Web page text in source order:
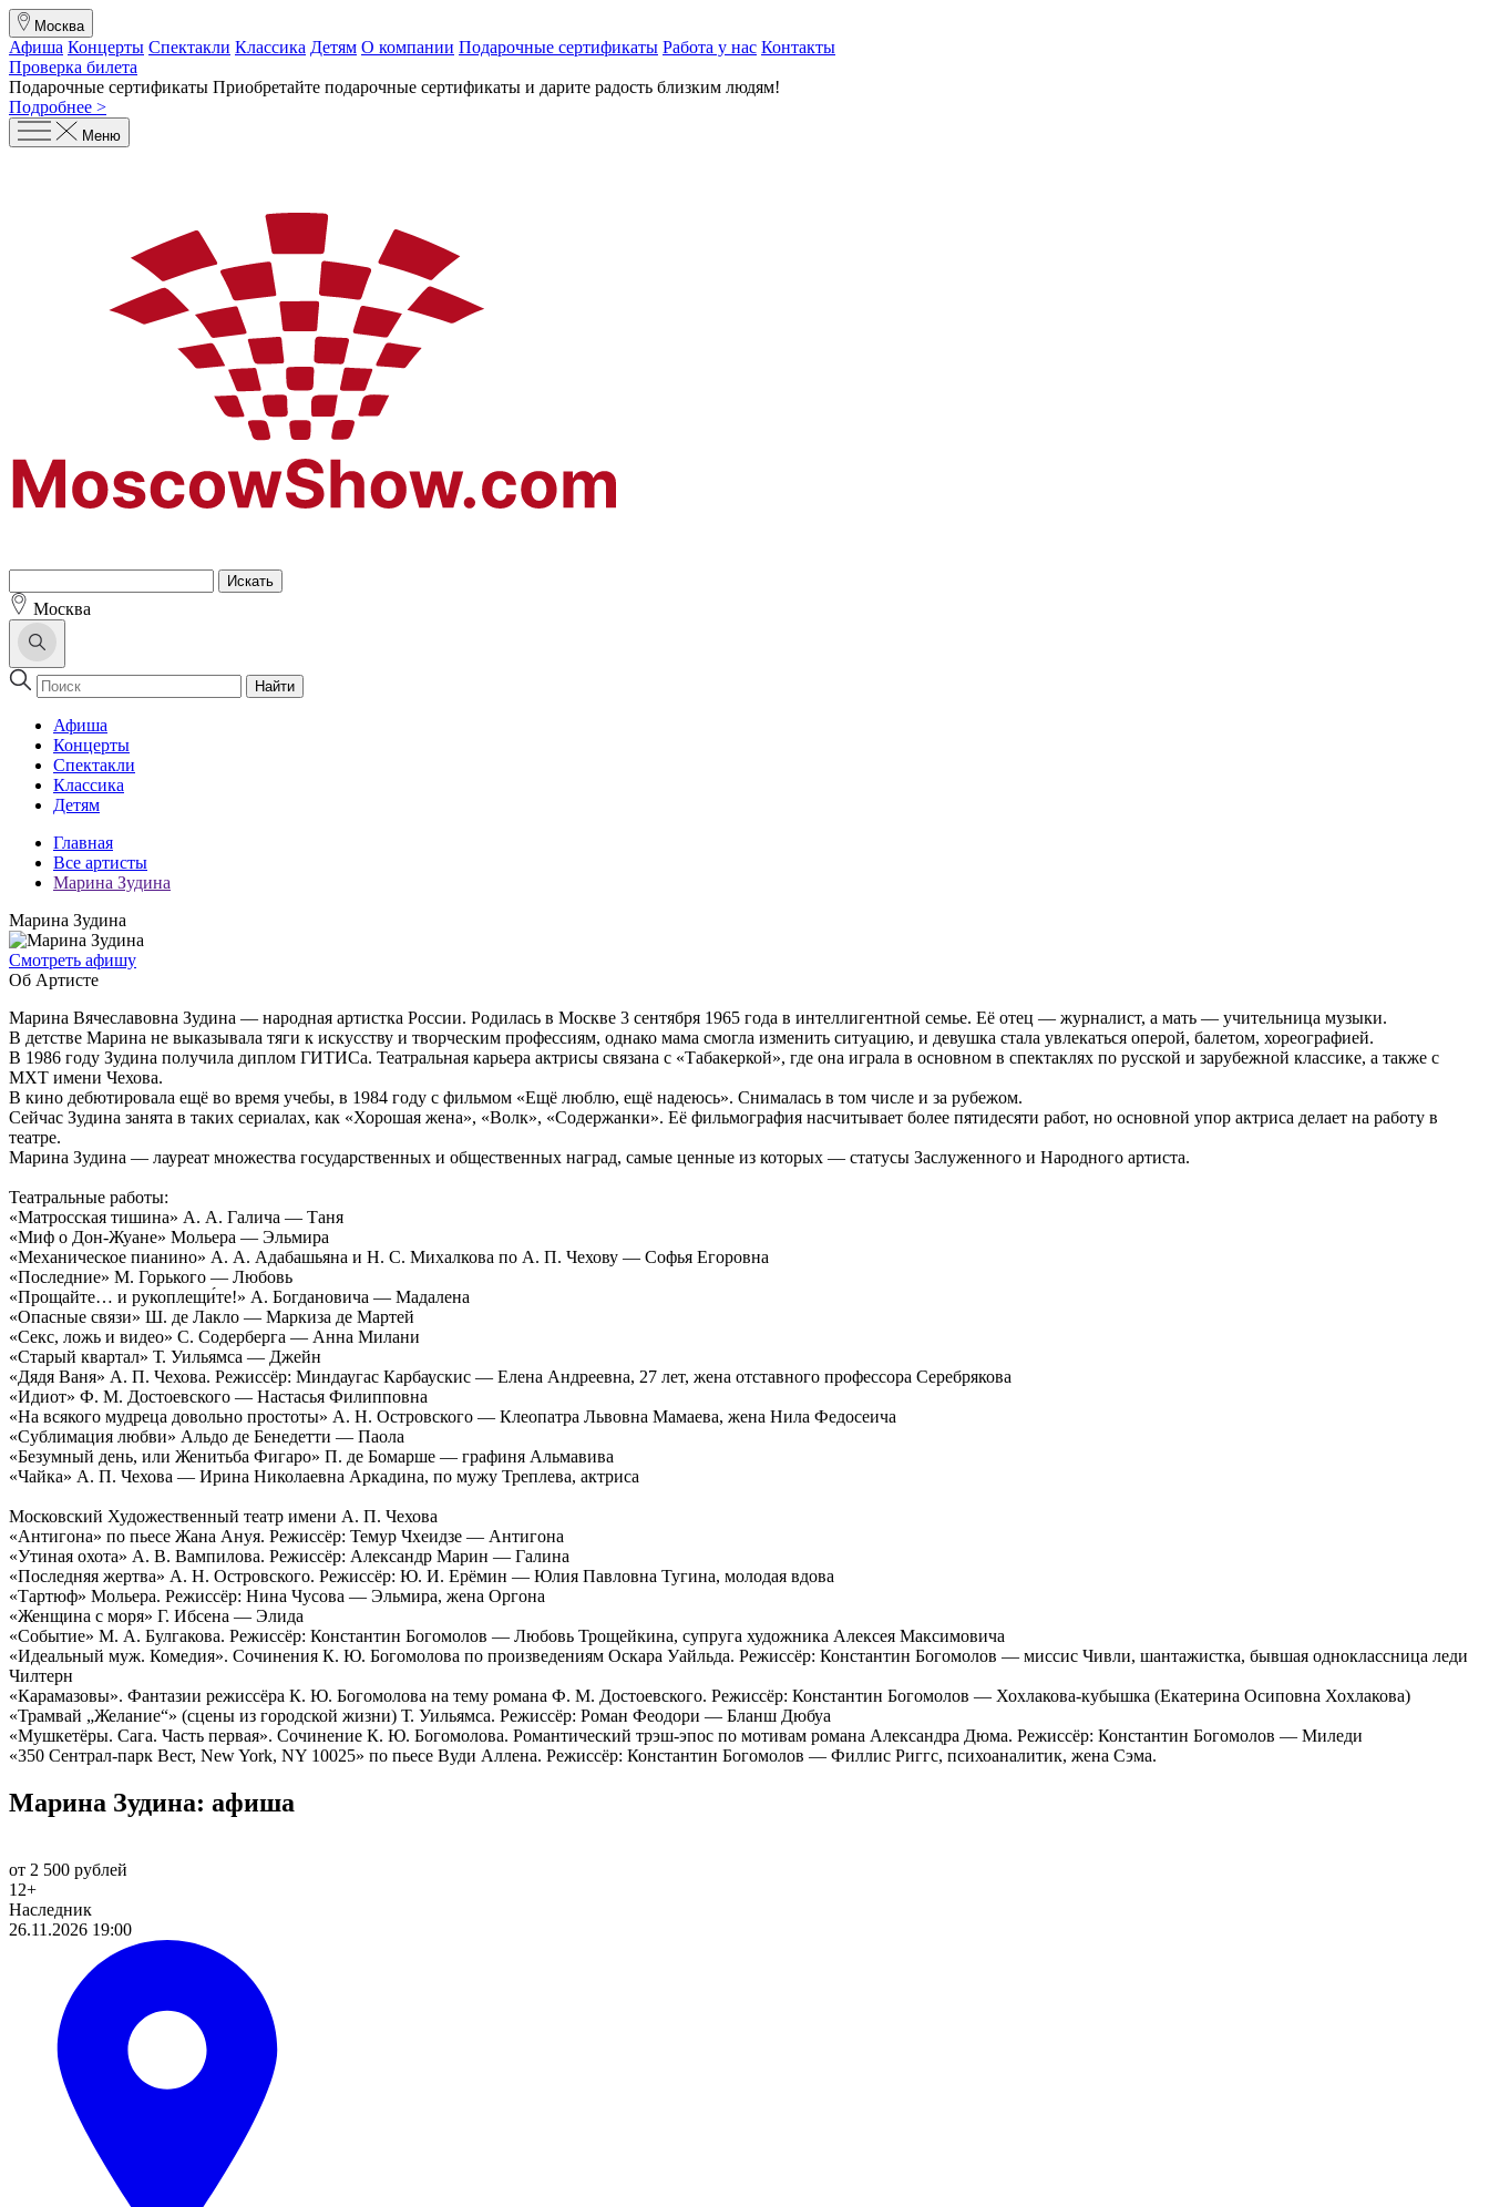
Москва
Афиша Концерты Спектакли Классика Детям О компании Подарочные сертификаты Работа у нас Контакты
Проверка билета
Подарочные сертификаты Приобретайте подарочные сертификаты и дарите радость близким людям!
Подробнее >
Меню
Москва
Найти
Афиша
Концерты
Спектакли
Классика
Детям
Главная
Все артисты
Марина Зудина
Марина Зудина
Cмотреть афишу
Об Артисте
Марина Вячеславовна Зудина — народная артистка России. Родилась в Москве 3 сентября 1965 года в интеллигентной семье. Её отец — журналист, а мать — учительница музыки.
В детстве Марина не выказывала тяги к искусству и творческим профессиям, однако мама смогла изменить ситуацию, и девушка стала увлекаться оперой, балетом, хореографией.
В 1986 году Зудина получила диплом ГИТИСа. Театральная карьера актрисы связана с «Табакеркой», где она играла в основном в спектаклях по русской и зарубежной классике, а также с
МХТ имени Чехова.
В кино дебютировала ещё во время учебы, в 1984 году с фильмом «Ещё люблю, ещё надеюсь». Снималась в том числе и за рубежом.
Сейчас Зудина занята в таких сериалах, как «Хорошая жена», «Волк», «Содержанки». Её фильмография насчитывает более пятидесяти работ, но основной упор актриса делает на работу в
театре.
Марина Зудина — лауреат множества государственных и общественных наград, самые ценные из которых — статусы Заслуженного и Народного артиста.
Театральные работы:
«Матросская тишина» А. А. Галича — Таня
«Миф о Дон-Жуане» Мольера — Эльмира
«Механическое пианино» А. А. Адабашьяна и Н. С. Михалкова по А. П. Чехову — Софья Егоровна
«Последние» М. Горького — Любовь
«Прощайте… и рукоплещи́те!» А. Богдановича — Мадалена
«Опасные связи» Ш. де Лакло — Маркиза де Мартей
«Секс, ложь и видео» С. Содерберга — Анна Милани
«Старый квартал» Т. Уильямса — Джейн
«Дядя Ваня» А. П. Чехова. Режиссёр: Миндаугас Карбаускис — Елена Андреевна, 27 лет, жена отставного профессора Серебрякова
«Идиот» Ф. М. Достоевского — Настасья Филипповна
«На всякого мудреца довольно простоты» А. Н. Островского — Клеопатра Львовна Мамаева, жена Нила Федосеича
«Сублимация любви» Альдо де Бенедетти — Паола
«Безумный день, или Женитьба Фигаро» П. де Бомарше — графиня Альмавива
«Чайка» А. П. Чехова — Ирина Николаевна Аркадина, по мужу Треплева, актриса
Московский Художественный театр имени А. П. Чехова
«Антигона» по пьесе Жана Ануя. Режиссёр: Темур Чхеидзе — Антигона
«Утиная охота» А. В. Вампилова. Режиссёр: Александр Марин — Галина
«Последняя жертва» А. Н. Островского. Режиссёр: Ю. И. Ерёмин — Юлия Павловна Тугина, молодая вдова
«Тартюф» Мольера. Режиссёр: Нина Чусова — Эльмира, жена Оргона
«Женщина с моря» Г. Ибсена — Элида
«Событие» М. А. Булгакова. Режиссёр: Константин Богомолов — Любовь Трощейкина, супруга художника Алексея Максимовича
«Идеальный муж. Комедия». Сочинения К. Ю. Богомолова по произведениям Оскара Уайльда. Режиссёр: Константин Богомолов — миссис Чивли, шантажистка, бывшая одноклассница леди
Чилтерн
«Карамазовы». Фантазии режиссёра К. Ю. Богомолова на тему романа Ф. М. Достоевского. Режиссёр: Константин Богомолов — Хохлакова-кубышка (Екатерина Осиповна Хохлакова)
«Трамвай „Желание“» (сцены из городской жизни) Т. Уильямса. Режиссёр: Роман Феодори — Бланш Дюбуа
«Мушкетёры. Сага. Часть первая». Сочинение К. Ю. Богомолова. Романтический трэш-эпос по мотивам романа Александра Дюма. Режиссёр: Константин Богомолов — Миледи
«350 Сентрал-парк Вест, New York, NY 10025» по пьесе Вуди Аллена. Режиссёр: Константин Богомолов — Филлис Риггс, психоаналитик, жена Сэма.
Марина Зудина: афиша
от 2 500 рублей
12+
Наследник
26.11.2026 19:00